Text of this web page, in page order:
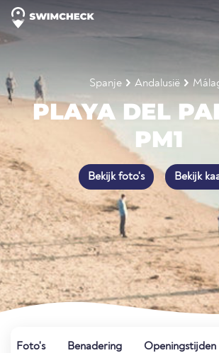
Spanje Andalusië
PLAYA DEL
PM1
Bekijk foto's Bekijk
Foto's Benadering Openingstijden